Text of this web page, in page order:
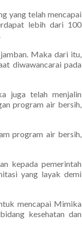
yang telah mencapai
lebih dari 100
Maka dari itu,
diwawancarai pada
juga telah menjalin
program air bersih,
program air bersih,
kepada pemerintah
yang layak demi
mencapai Mimika
kesehatan dan